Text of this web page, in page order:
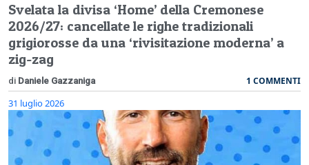
Svelata la divisa ‘Home’ della Cremonese
2026/27: cancellate le righe tradizionali
grigiorosse da una ‘rivisitazione moderna’ a
zig-zag
di Daniele Gazzaniga 1 COMMENTI
31 luglio 2026